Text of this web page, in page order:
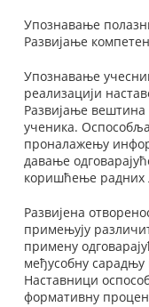
Упознавање
Развијање
Упознавање
реализацији
Развијање
ученика.
проналажењу
давање
коришћење радних
Развијена
примењују
примену
међусобну сарадњу
Наставници
формативну